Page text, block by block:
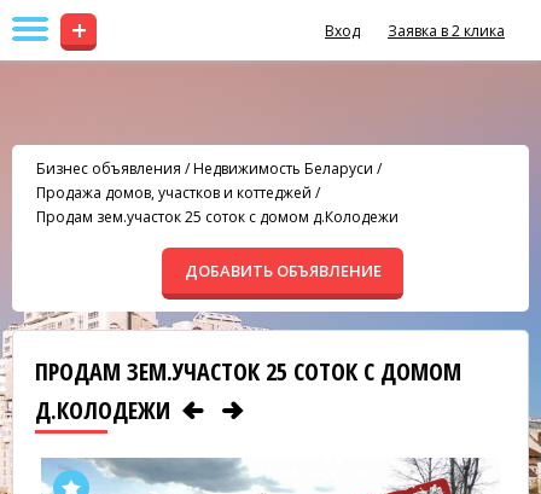
+ Вход Заявка в 2 клика
Бизнес объявления /Недвижимость Беларуси /
Продажа домов, участков и коттеджей /
Продам зем.участок 25 соток с домом д.Колодежи
ДОБАВИТЬ ОБЪЯВЛЕНИЕ
ПРОДАМ ЗЕМ.УЧАСТОК 25 СОТОК С ДОМОМ
Д.КОЛОДЕЖИ